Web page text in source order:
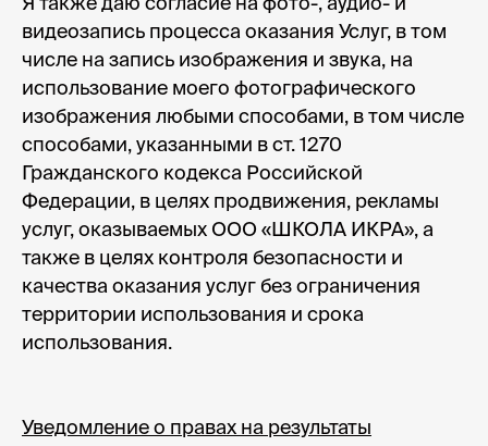
Я также даю согласие на фото-, аудио- и
видеозапись процесса оказания Услуг, в том
числе на запись изображения и звука, на
использование моего фотографического
изображения любыми способами, в том числе
способами, указанными в ст. 1270
Гражданского кодекса Российской
Федерации, в целях продвижения, рекламы
услуг, оказываемых ООО «ШКОЛА ИКРА», а
также в целях контроля безопасности и
качества оказания услуг без ограничения
территории использования и срока
использования.
Уведомление о правах на результаты
Сведения и документы организации,
+7 (495) 120 46 89
По будням с 09:00 до 18:00
ИКРА в соцсетях: